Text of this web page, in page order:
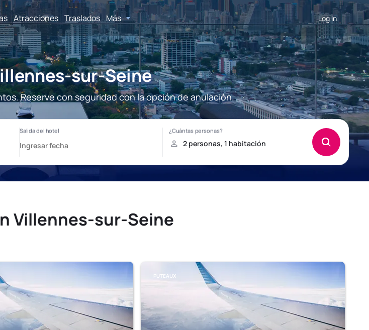
Atracciones Traslados Más Log in
sur-Seine
Reserve con seguridad con la opción de anulación.
Villennes-sur-Seine
PUTEAUX